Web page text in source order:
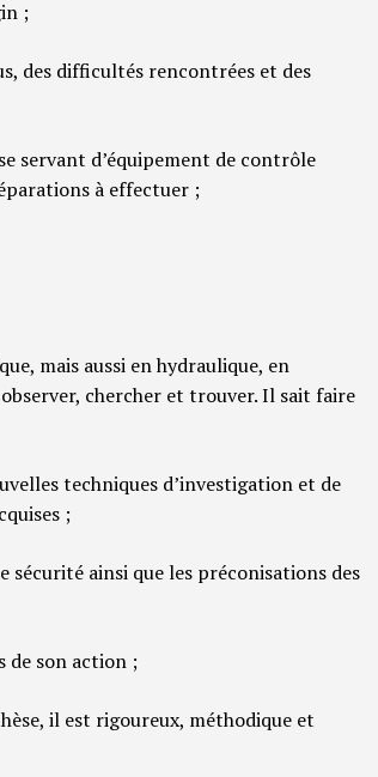
;
des difficultés rencontrées et des
servant d’équipement de contrôle
à effectuer ;
mais aussi en hydraulique, en
chercher et trouver. Il sait faire
techniques d’investigation et de
;
ainsi que les préconisations des
de son action ;
il est rigoureux, méthodique et